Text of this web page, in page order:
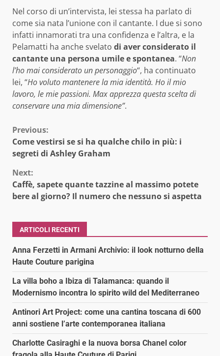
Nel corso di un’intervista, lei stessa ha parlato di
come sia nata l’unione con il cantante. I due si sono
infatti innamorati tra una confidenza e l’altra, e la
Pelamatti ha anche svelato di aver considerato il
cantante una persona umile e spontanea. “Non
l’ho mai considerato un personaggio“, ha continuato
lei, “Ho voluto mantenere la mia identità. Ho il mio
lavoro, le mie passioni. Max apprezza questa scelta di
conservare una mia dimensione”.
Continue
Reading
Previous:
Come vestirsi se si ha qualche chilo in più: i
segreti di Ashley Graham
Next:
Caffè, sapete quante tazzine al massimo potete
bere al giorno? Il numero che nessuno si aspetta
ARTICOLI RECENTI
Anna Ferzetti in Armani Archivio: il look notturno della
Haute Couture parigina
La villa boho a Ibiza di Talamanca: quando il
Modernismo incontra lo spirito wild del Mediterraneo
Antinori Art Project: come una cantina toscana di 600
anni sostiene l’arte contemporanea italiana
Charlotte Casiraghi e la nuova borsa Chanel color